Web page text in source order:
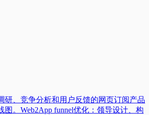
研、竞争分析和用户反馈的网页订阅产品
图。Web2App funnel优化：领导设计、构